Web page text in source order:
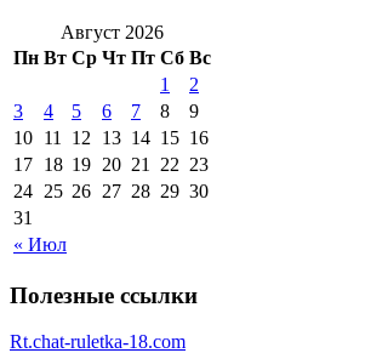
Август 2026
Пн Вт Ср Чт Пт Сб Вс
« Июл
1
2
3
4 5 6 7 8
9
10 11 12 13 14 15 16
17 18 19 20 21 22 23
24 25 26 27 28 29 30
31
Полезные ссылки
Rt.chat-ruletka-18.com